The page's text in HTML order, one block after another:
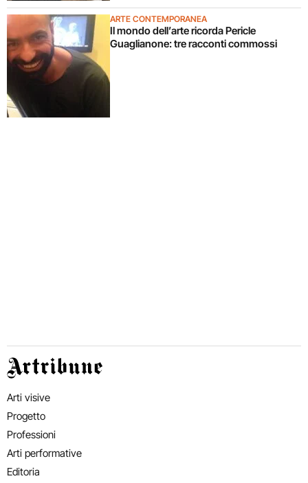
ARTE CONTEMPORANEA
Il mondo dell’arte ricorda Pericle
Guaglianone: tre racconti commossi
Artribune
Arti visive
Progetto
Professioni
Arti performative
Editoria